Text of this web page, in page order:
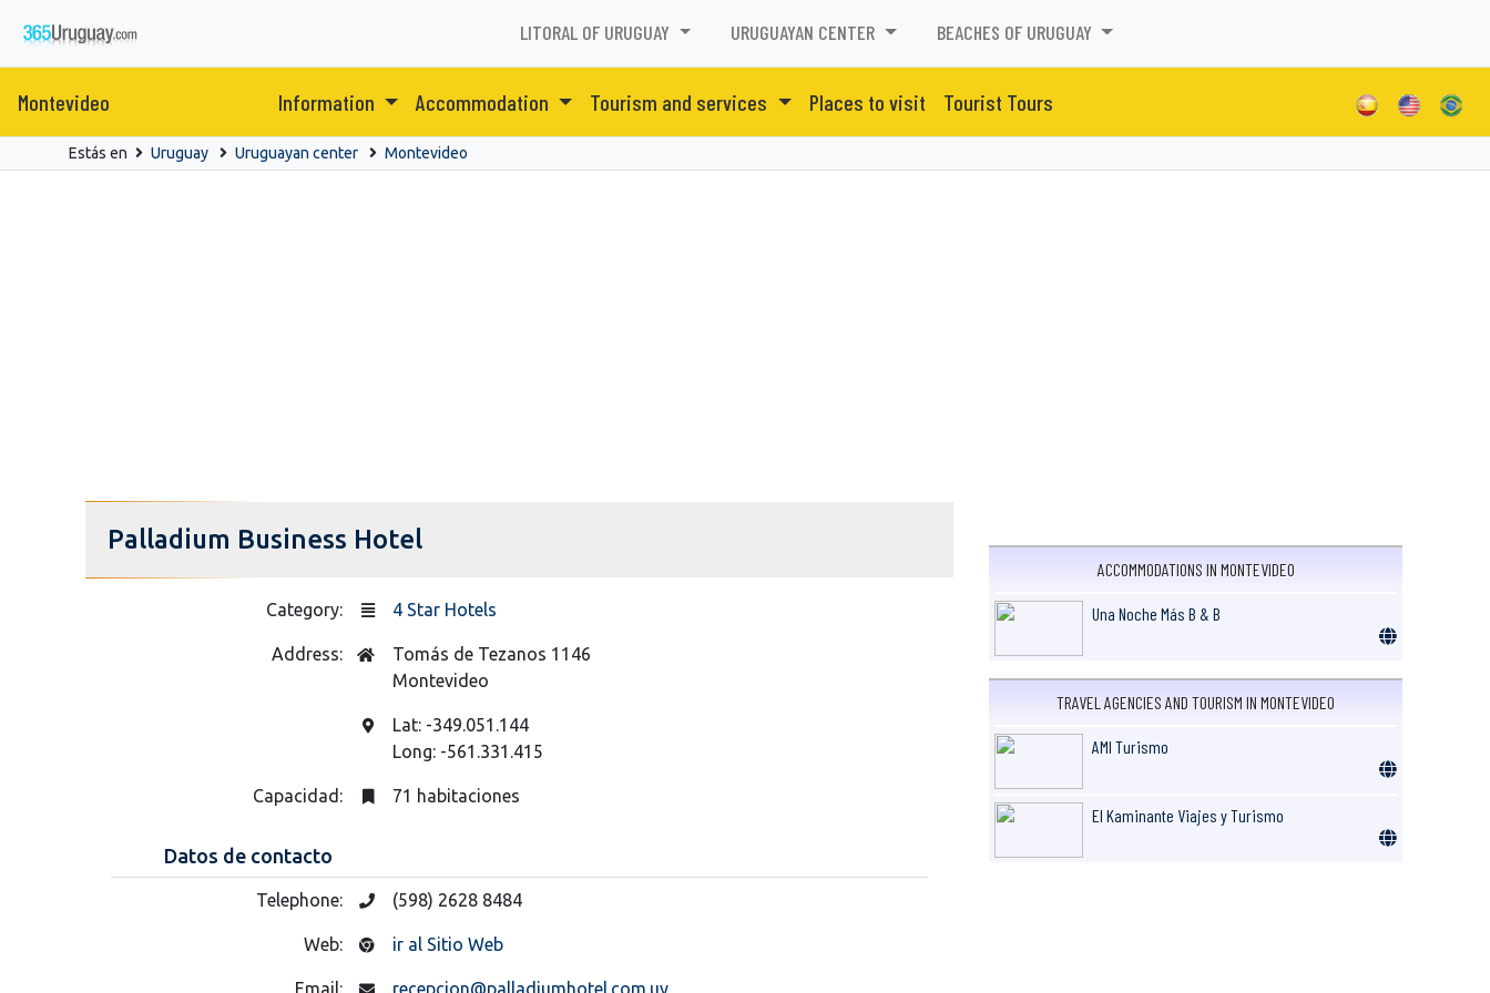
LITORAL OF URUGUAY URUGUAYAN CENTER BEACHES OF URUGUAY
Montevideo Information Accommodation Tourism and services Places to visit Tourist Tours
Estás en Uruguay Uruguayan center Montevideo
Palladium Business Hotel
Category: 4 Star Hotels
Address:
Tomás de Tezanos 1146
Montevideo
Lat: -349.051.144
Long: -561.331.415
Capacidad: 71 habitaciones
Datos de contacto
Telephone: (598) 2628 8484
Web: ir al Sitio Web
Email: recepcion@palladiumhotel.com.uy
ACCOMMODATIONS IN MONTEVIDEO
Una Noche Más B & B
TRAVEL AGENCIES AND TOURISM IN MONTEVIDEO
AMI Turismo
El Kaminante Viajes y Turismo